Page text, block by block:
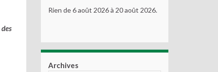
Rien de 6 août 2026 à 20 août 2026.
Archives